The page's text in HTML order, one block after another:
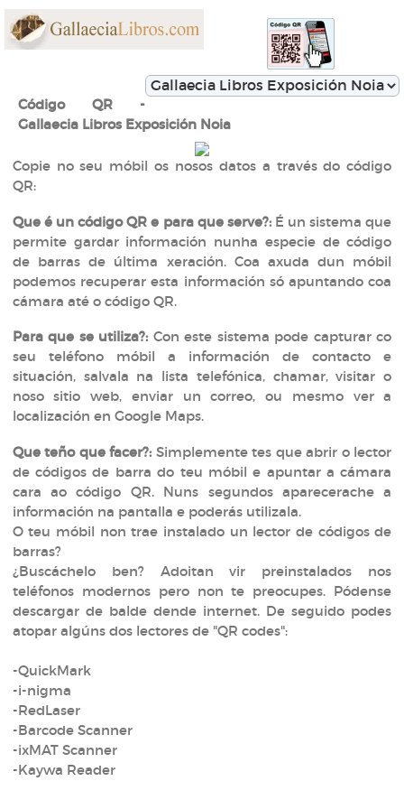
Código QR -
Gallaecia Libros Exposición Noia
Copie no seu móbil os nosos datos a través do código
QR:
Que é un código QR e para que serve?:É un sistema que
permite gardar información nunha especie de código
de barras de última xeración. Coa axuda dun móbil
podemos recuperar esta información só apuntando coa
cámara até o código QR.
Para que se utiliza?: Con este sistema pode capturar co
seu teléfono móbil a información de contacto e
situación, salvala na lista telefónica, chamar, visitar o
noso sitio web, enviar un correo, ou mesmo ver a
localización en Google Maps.
Que teño que facer?: Simplemente tes que abrir o lector
de códigos de barra do teu móbil e apuntar a cámara
cara ao código QR. Nuns segundos aparecerache a
información na pantalla e poderás utilizala.
O teu móbil non trae instalado un lector de códigos de
barras?
¿Buscáchelo ben? Adoitan vir preinstalados nos
teléfonos modernos pero non te preocupes. Pódense
descargar de balde dende internet. De seguido podes
atopar algúns dos lectores de "QR codes":
-QuickMark
-i-nigma
-RedLaser
-Barcode Scanner
-ixMAT Scanner
-Kaywa Reader